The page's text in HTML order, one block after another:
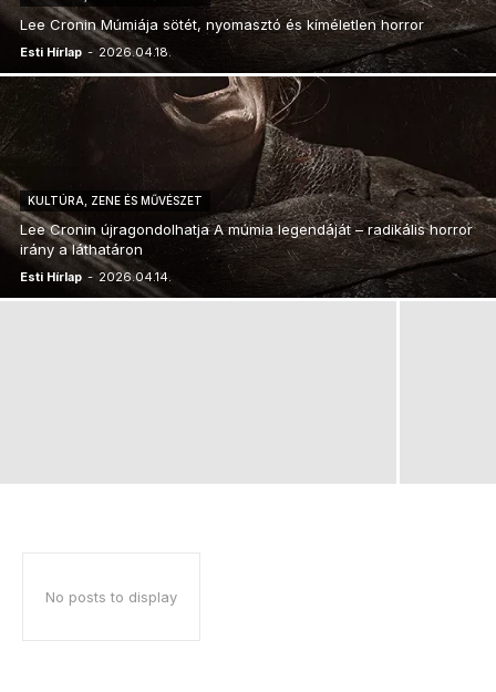
Lee Cronin Múmiája sötét, nyomasztó és kíméletlen horror
Esti Hírlap - 2026.04.18.
KULTÚRA, ZENE ÉS MŰVÉSZET
Lee Cronin újragondolhatja A múmia legendáját – radikális horror
irány a láthatáron
Esti Hírlap - 2026.04.14.
No posts to display